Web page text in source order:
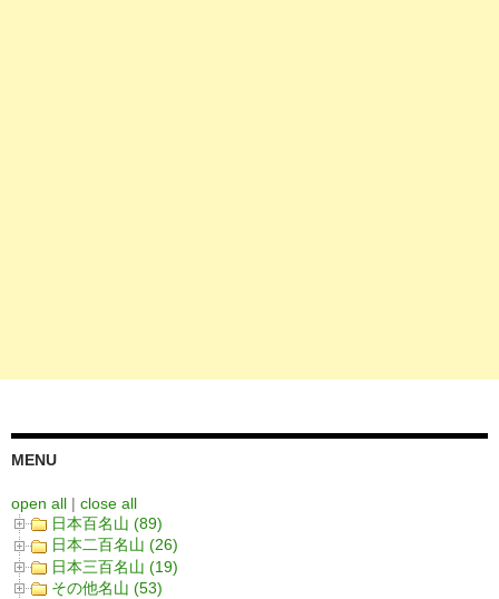
MENU
open all | close all
日本百名山 (89)
日本二百名山 (26)
日本三百名山 (19)
その他名山 (53)